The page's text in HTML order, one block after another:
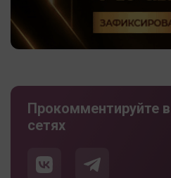
Прокомментируйте
сетях